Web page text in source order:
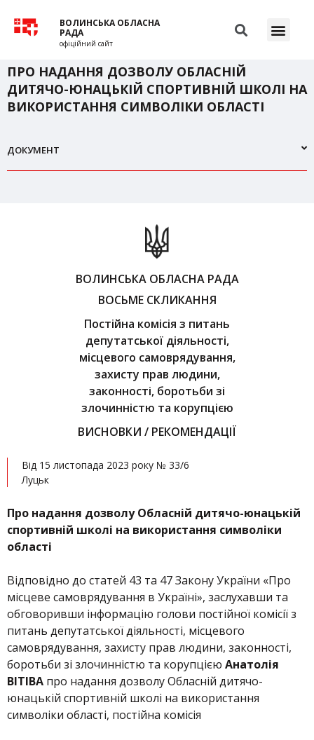
ВОЛИНСЬКА ОБЛАСНА
РАДА
офіційний сайт
ПРО НАДАННЯ ДОЗВОЛУ ОБЛАСНІЙ
ДИТЯЧО-ЮНАЦЬКІЙ СПОРТИВНІЙ ШКОЛІ НА
ВИКОРИСТАННЯ СИМВОЛІКИ ОБЛАСТІ
ДОКУМЕНТ
ВОЛИНСЬКА ОБЛАСНА РАДА
ВОСЬМЕ СКЛИКАННЯ
Постійна комісія з питань
депутатської діяльності,
місцевого самоврядування,
захисту прав людини,
законності, боротьби зі
злочинністю та корупцією
ВИСНОВКИ / РЕКОМЕНДАЦІЇ
Від 15 листопада 2023 року № 33/6
Луцьк
Про надання дозволу Обласній дитячо-юнацькій
спортивній школі на використання символіки
області
Відповідно до статей 43 та 47 Закону України «Про
місцеве самоврядування в Україні», заслухавши та
обговоривши інформацію голови постійної комісії з
питань депутатської діяльності, місцевого
самоврядування, захисту прав людини, законності,
боротьби зі злочинністю та корупцією Анатолія
ВІТІВА про надання дозволу Обласній дитячо-
юнацькій спортивній школі на використання
символіки області, постійна комісія